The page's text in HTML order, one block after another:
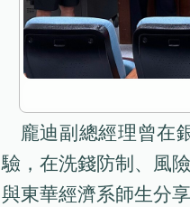
龐迪副總經理曾在
驗，在洗錢防制、風
與東華經濟系師生分享